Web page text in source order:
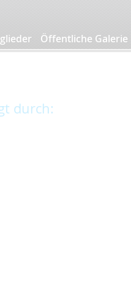
Öffentliche Galerie
durch: